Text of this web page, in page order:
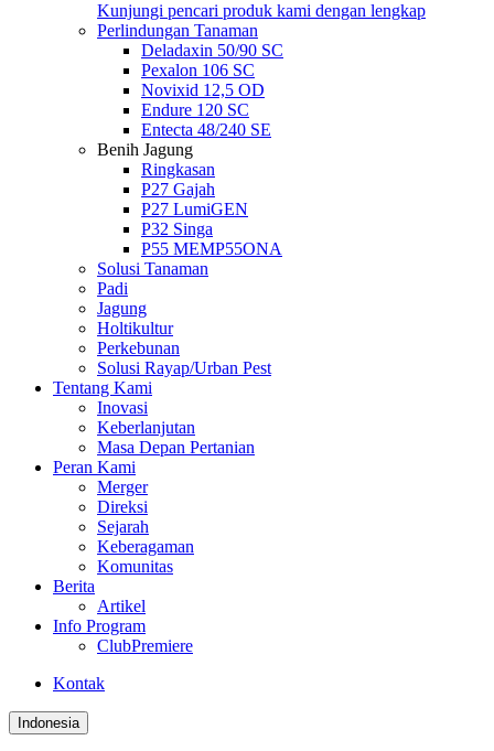
Kunjungi pencari produk kami dengan lengkap
Perlindungan Tanaman
Deladaxin 50/90 SC
Pexalon 106 SC
Novixid 12,5 OD
Endure 120 SC
Entecta 48/240 SE
Benih Jagung
Ringkasan
P27 Gajah
P27 LumiGEN
P32 Singa
P55 MEMP55ONA
Solusi Tanaman
Padi
Jagung
Holtikultur
Perkebunan
Solusi Rayap/Urban Pest
Tentang Kami
Inovasi
Keberlanjutan
Masa Depan Pertanian
Peran Kami
Merger
Direksi
Sejarah
Keberagaman
Komunitas
Berita
Artikel
Info Program
ClubPremiere
Kontak
Indonesia